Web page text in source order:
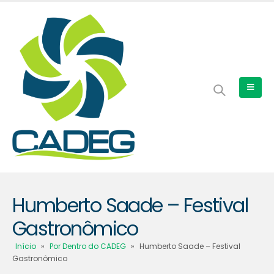
Humberto Saade – Festival
Gastronômico
Início » Por Dentro do CADEG » Humberto Saade – Festival
Gastronômico